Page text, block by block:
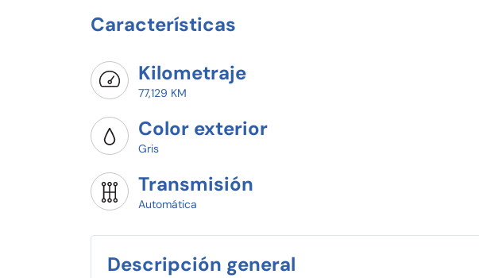
Características
Kilometraje
77,129 KM
Color exterior
Gris
Transmisión
Automática
Descripción general